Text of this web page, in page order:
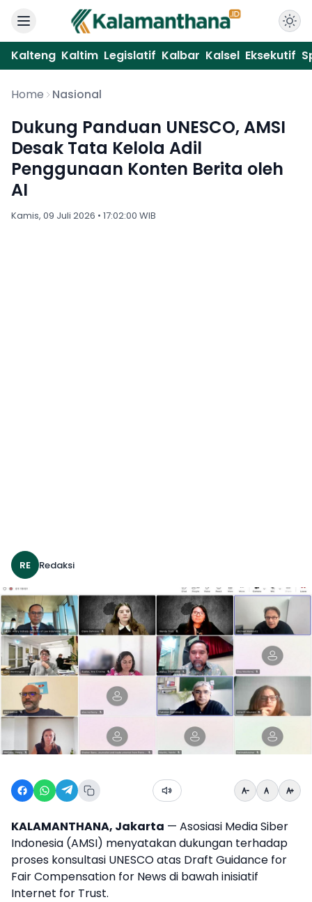
Kalteng Kaltim Legislatif Kalbar Kalsel Eksekutif
Home Nasional
Dukung Panduan UNESCO, AMSI
Desak Tata Kelola Adil
Penggunaan Konten Berita oleh
AI
Kamis, 09 Juli 2026 • 17:02:00 WIB
RE Redaksi
KALAMANTHANA, Jakarta — Asosiasi Media Siber
Indonesia (AMSI) menyatakan dukungan terhadap
proses konsultasi UNESCO atas Draft Guidance for
Fair Compensation for News di bawah inisiatif
Internet for Trust.